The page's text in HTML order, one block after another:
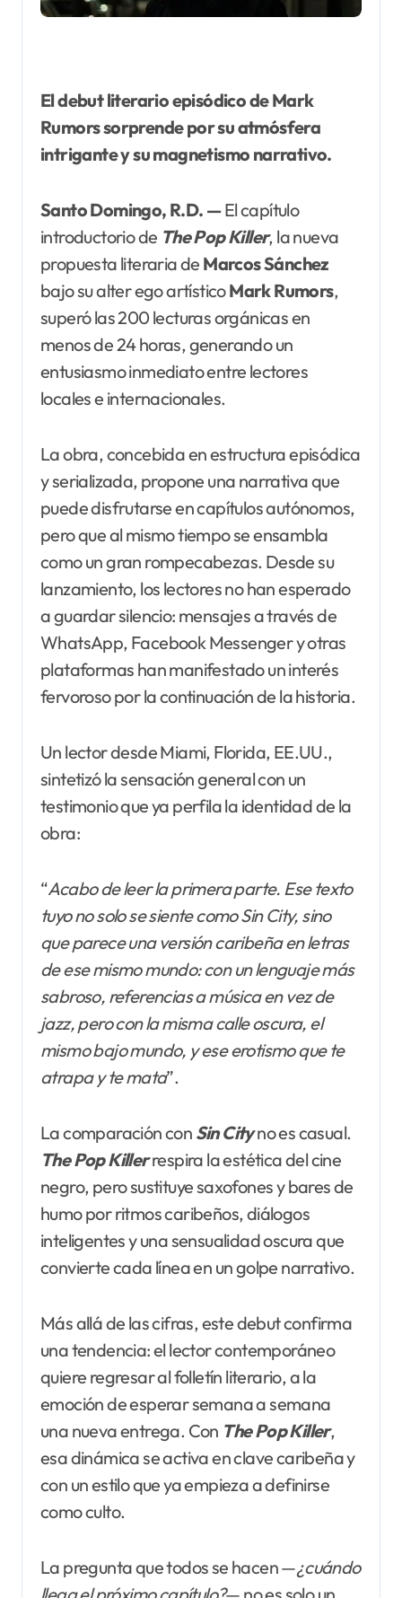
El debut literario episódico de Mark
Rumors sorprende por su atmósfera
intrigante y su magnetismo narrativo.
Santo Domingo, R.D. —El capítulo
introductorio de The Pop Killer, la nueva
propuesta literaria de MarcosSánchez
bajo su alter ego artísticoMark Rumors,
superó las 200 lecturas orgánicas en
menos de 24 horas, generando un
entusiasmo inmediato entre lectores
locales e internacionales.
La obra, concebida en estructura episódica
y serializada, propone una narrativa que
puede disfrutarse en capítulos autónomos,
pero que al mismo tiempo se ensambla
como un gran rompecabezas. Desde su
lanzamiento, los lectores no han esperado
a guardar silencio: mensajes a través de
WhatsApp, Facebook Messenger y otras
plataformas han manifestado un interés
fervoroso por la continuación de la historia.
Un lector desde Miami, Florida, EE.UU.,
sintetizó la sensación general con un
testimonio que ya perfila la identidad de la
obra:
“Acabo de leer la primera parte. Ese texto
tuyo no solo se siente como Sin City, sino
que parece una versión caribeña en letras
de ese mismo mundo: con un lenguaje más
sabroso, referencias a música en vez de
jazz, pero con la misma calle oscura, el
mismo bajo mundo, y ese erotismo que te
atrapa y te mata”.
La comparación con Sin Cityno es casual.
The Pop Killerrespira la estética del cine
negro, pero sustituye saxofones y bares de
humo por ritmos caribeños, diálogos
inteligentes y una sensualidad oscura que
convierte cada línea en un golpe narrativo.
Más allá de las cifras, este debut confirma
una tendencia: el lector contemporáneo
quiere regresar al folletín literario, a la
emoción de esperar semana a semana
una nueva entrega. Con The Pop Killer,
esa dinámica se activa en clave caribeña y
con un estilo que ya empieza a definirse
como culto.
La pregunta que todos se hacen —¿cuándo